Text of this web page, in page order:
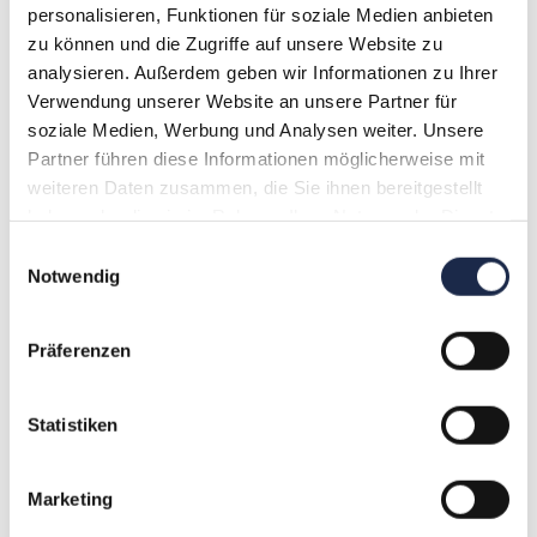
personalisieren, Funktionen für soziale Medien anbieten
zu können und die Zugriffe auf unsere Website zu
analysieren. Außerdem geben wir Informationen zu Ihrer
Verwendung unserer Website an unsere Partner für
soziale Medien, Werbung und Analysen weiter. Unsere
Partner führen diese Informationen möglicherweise mit
weiteren Daten zusammen, die Sie ihnen bereitgestellt
Notwendig
Präferenzen
Statistiken
Marketing
Kommunikation.
>> Alle WebSessions & Termine <<
Ansprechpartner
Senior Project Manager Events
Telefon: 030.72 62 98 – 113
E-Mail: j.panse@vdz.de